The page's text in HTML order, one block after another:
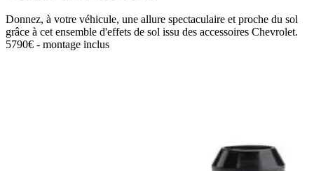
Donnez, à votre véhicule, une allure spectaculaire et proche du sol
grâce à cet ensemble d'effets de sol issu des accessoires Chevrolet.
5790€ - montage inclus